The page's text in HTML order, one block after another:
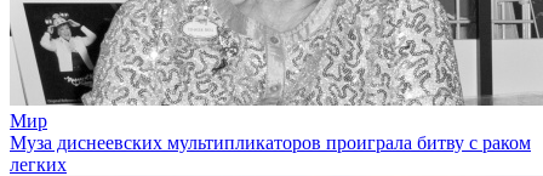
Мир
Муза диснеевских мультипликаторов проиграла битву с раком
легких